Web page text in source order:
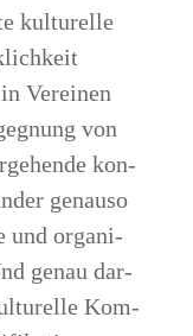
kul­tu­rel­le
Ver­ei­nen
von
kon­
genau­so
und orga­ni­
genau dar­
Kom­